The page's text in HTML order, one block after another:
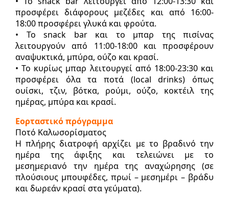
προσφέρει διάφορους μεζέδες και από 16:00-
18:00 προσφέρει γλυκά και φρούτα.
• Το snack bar και το μπαρ της πισίνας
λειτουργούν από 11:00-18:00 και προσφέρουν
αναψυκτικά, μπύρα, ούζο και κρασί.
• Το κυρίως μπαρ λειτουργεί από 18:00-23:30 και
προσφέρει όλα τα ποτά (local drinks) όπως
ουίσκι, τζιν, βότκα, ρούμι, ούζο, κοκτέιλ της
ημέρας, μπύρα και κρασί.
Εορταστικό πρόγραμμα
Ποτό Καλωσορίσματος
Η πλήρης διατροφή αρχίζει με το βραδινό την
ημέρα της άφιξης και τελειώνει με το
μεσημεριανό την ημέρα της αναχώρησης (σε
πλούσιους μπουφέδες, πρωί – μεσημέρι – βράδυ
και δωρεάν κρασί στα γεύματα).